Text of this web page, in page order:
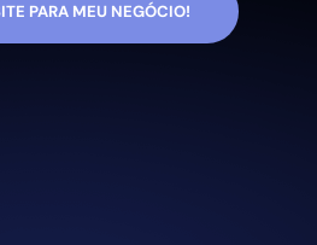
PARA MEU NEGÓCIO!